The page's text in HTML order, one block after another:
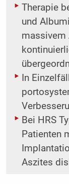
Therapie
und
massivem
In
Bei HRS
Patienten
Aszites